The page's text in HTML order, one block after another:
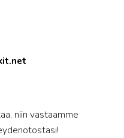
niin vastaamme